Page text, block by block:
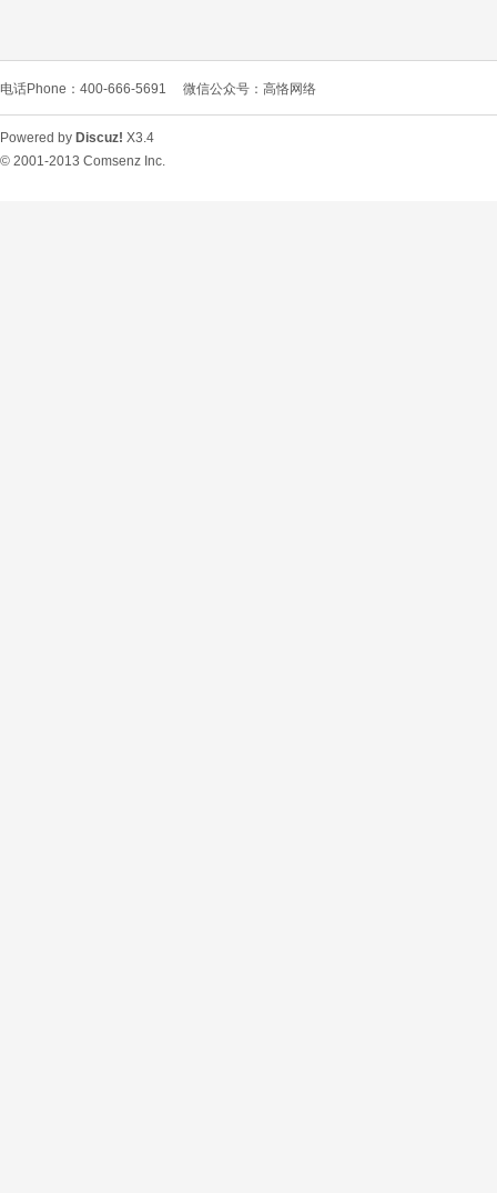
电话Phone：400-666-5691 微信公众号：高恪网络
Powered by Discuz! X3.4
© 2001-2013 Comsenz Inc.